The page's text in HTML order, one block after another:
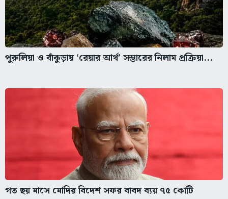
পুরুলিয়া ও বাঁকুড়ায় ‘রেয়ার আর্থ’ সম্ভারের নিলাম প্রক্রিয়া...
গত ছয় মাসে মোদির বিদেশ সফর বাবদ ব্যয় ৭৫ কোটি